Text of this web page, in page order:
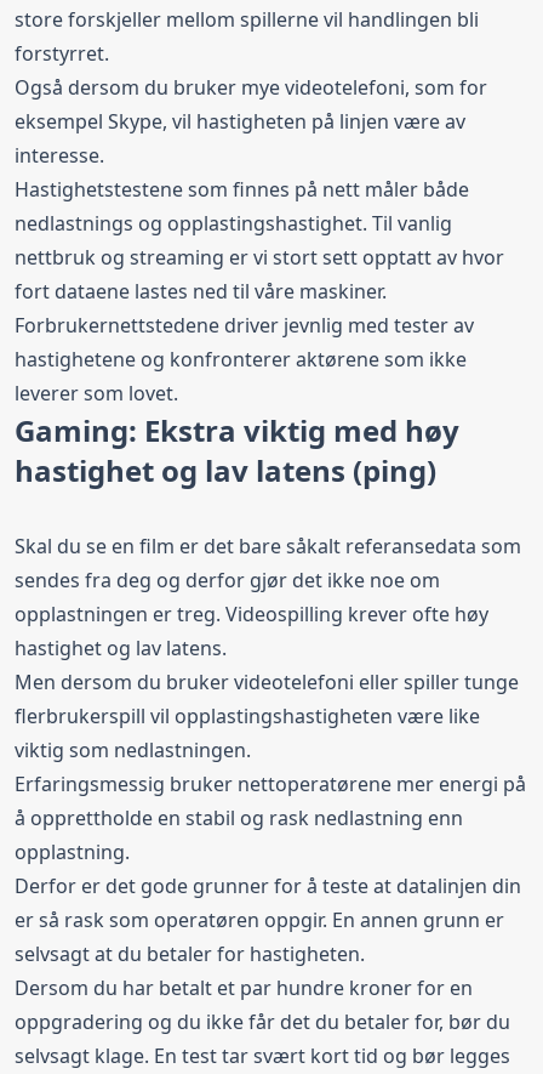
store forskjeller mellom spillerne vil handlingen bli
forstyrret.
Også dersom du bruker mye videotelefoni, som for
eksempel Skype, vil hastigheten på linjen være av
interesse.
Hastighetstestene som finnes på nett måler både
nedlastnings og opplastingshastighet. Til vanlig
nettbruk og streaming er vi stort sett opptatt av hvor
fort dataene lastes ned til våre maskiner.
Forbrukernettstedene driver jevnlig med tester av
hastighetene og konfronterer aktørene som ikke
leverer som lovet.
Gaming: Ekstra viktig med høy
hastighet og lav latens (ping)
Skal du se en film er det bare såkalt referansedata som
sendes fra deg og derfor gjør det ikke noe om
opplastningen er treg. Videospilling krever ofte høy
hastighet og lav latens.
Men dersom du bruker videotelefoni eller spiller tunge
flerbrukerspill vil opplastingshastigheten være like
viktig som nedlastningen.
Erfaringsmessig bruker nettoperatørene mer energi på
å opprettholde en stabil og rask nedlastning enn
opplastning.
Derfor er det gode grunner for å teste at datalinjen din
er så rask som operatøren oppgir. En annen grunn er
selvsagt at du betaler for hastigheten.
Dersom du har betalt et par hundre kroner for en
oppgradering og du ikke får det du betaler for, bør du
selvsagt klage. En test tar svært kort tid og bør legges